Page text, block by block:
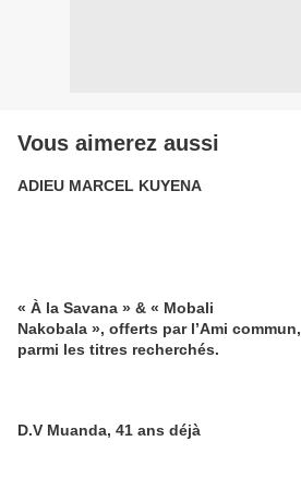
Vous aimerez aussi
ADIEU MARCEL KUYENA
« À la Savana » & « Mobali
Nakobala », offerts par l’Ami commun,
parmi les titres recherchés.
D.V Muanda, 41 ans déjà